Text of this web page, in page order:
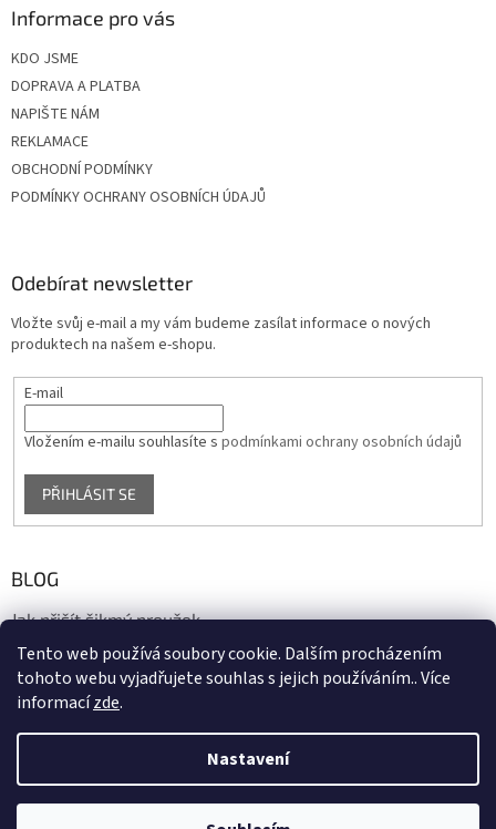
Tento web používá soubory cookie. Dalším procházením
tohoto webu vyjadřujete souhlas s jejich používáním.. Více
informacízde.
Nastavení
Informace pro vás
KDO JSME
DOPRAVA A PLATBA
NAPIŠTE NÁM
REKLAMACE
OBCHODNÍ PODMÍNKY
PODMÍNKY OCHRANY OSOBNÍCH ÚDAJŮ
Odebírat newsletter
Vložte svůj e-mail a my vám budeme zasílat informace o nových
produktech na našem e-shopu.
E-mail
Vložením e-mailu souhlasíte s podmínkami ochrany osobních údajů
PŘIHLÁSIT SE
BLOG
Jak přišít šikmý proužek
17.10.2020
Copyright 2026biaska.cz. Všechna práva vyhrazena.Upravit